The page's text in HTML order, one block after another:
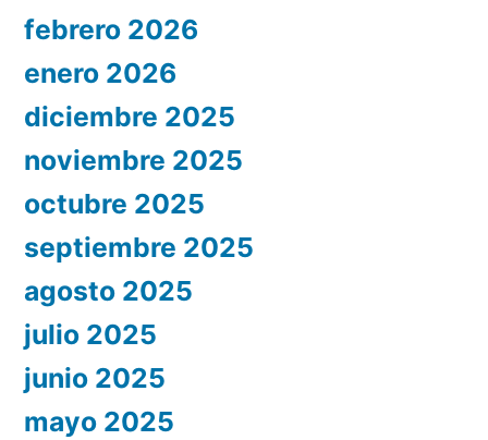
febrero 2026
enero 2026
diciembre 2025
noviembre 2025
octubre 2025
septiembre 2025
agosto 2025
julio 2025
junio 2025
mayo 2025